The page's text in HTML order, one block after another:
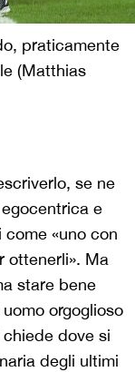
praticamente
(Matthias
se ne
e
«uno con
ottenerli». Ma
stare bene
orgoglioso
dove si
degli ultimi